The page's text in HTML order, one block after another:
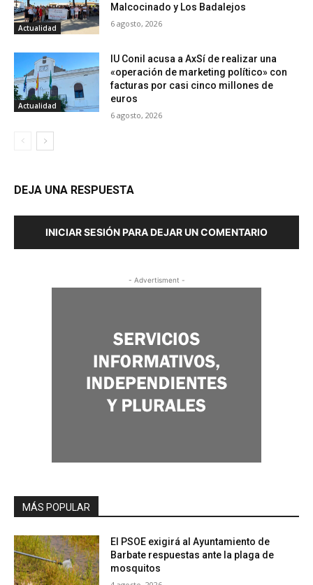
Actualidad
Malcocinado y Los Badalejos
6 agosto, 2026
Actualidad
IU Conil acusa a AxSí de realizar una
«operación de marketing político» con
facturas por casi cinco millones de
euros
6 agosto, 2026
DEJA UNA RESPUESTA
INICIAR SESIÓN PARA DEJAR UN COMENTARIO
- Advertisment -
MÁS POPULAR
El PSOE exigirá al Ayuntamiento de
Barbate respuestas ante la plaga de
mosquitos